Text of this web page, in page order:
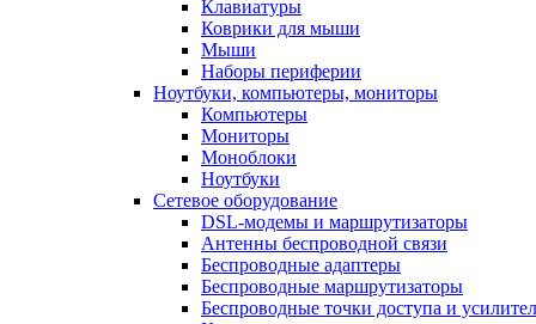
Клавиатуры
Коврики для мыши
Мыши
Наборы периферии
Ноутбуки, компьютеры, мониторы
Компьютеры
Мониторы
Моноблоки
Ноутбуки
Сетевое оборудование
DSL-модемы и маршрутизаторы
Антенны беспроводной связи
Беспроводные адаптеры
Беспроводные маршрутизаторы
Беспроводные точки доступа и